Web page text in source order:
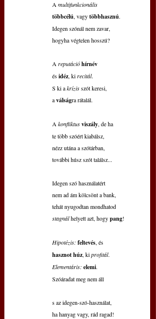
A multifunkcionális
többcélú, vagy többhasznú.
Idegen szónál nem zavar,
hogyha végtelen hosszú?
A reputáció hírnév
és idéz, ki recitál.
S ki a krízis szót keresi,
a válságrarátalál.
A konfliktus viszály, de ha
te több szóért kiabálsz,
nézz utána a szótárban,
további húsz szót találsz...
Idegen szó használatért
nem ad ám kölcsönt a bank,
tehát nyugodtan mondhatod
stagnál helyett azt, hogy pang!
Hipotézis: feltevés, és
hasznot húz, ki profitál.
Elementáris: elemi.
Szóáradat meg nem áll
s az idegen-szó-használat,
ha hanyag vagy, rád ragad!